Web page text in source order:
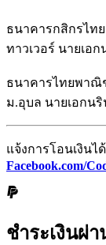
ธนาคารกสิกรไท
ทาวเวอร์ นายเอ
ธนาคารไทยพา
ม.อุบล นายเอกน
แจ้งการโอนเงินไ
Facebook.com/
ชำระเงินผ่า